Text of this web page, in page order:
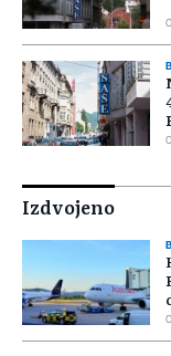
Izdvojeno